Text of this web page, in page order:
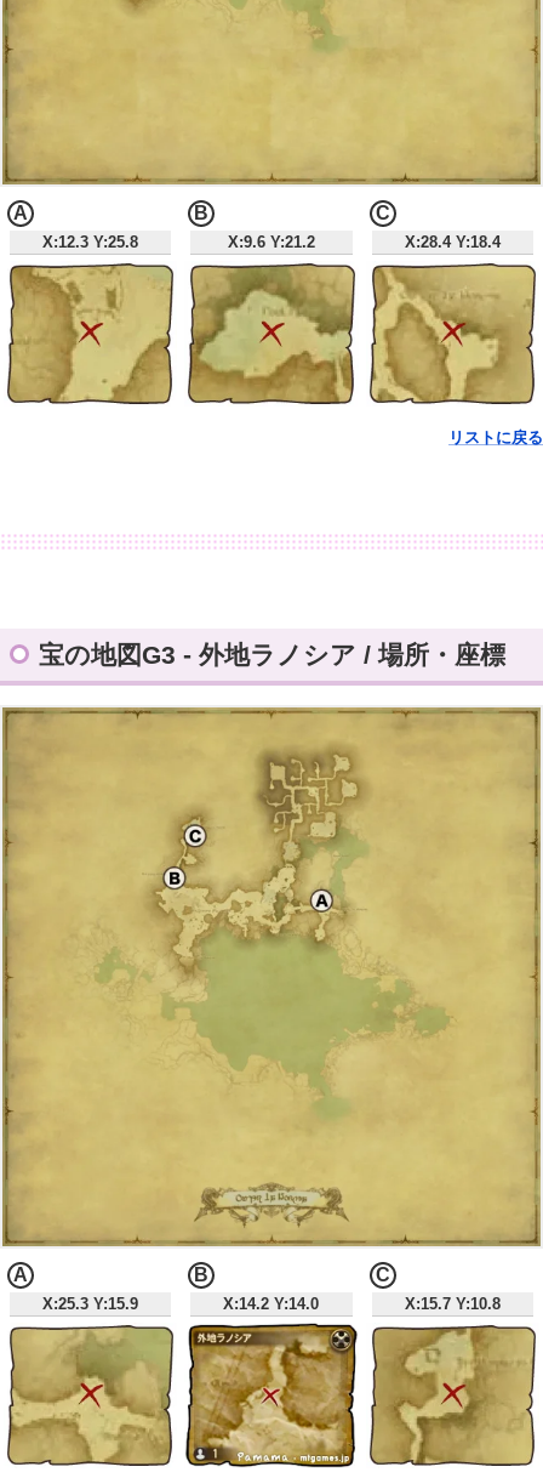
X:12.3 Y:25.8
A
X:9.6 Y:21.2
B
X:28.4 Y:18.4
C
リストに戻る
宝の地図G3 - 外地ラノシア / 場所・座標
X:25.3 Y:15.9
A
X:14.2 Y:14.0
B
X:15.7 Y:10.8
C